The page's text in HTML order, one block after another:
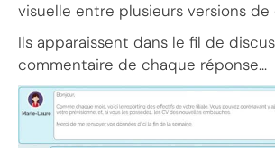
visuelle entre plusieurs versions
Ils apparaissent dans le fil de
commentaire de chaque réponse…